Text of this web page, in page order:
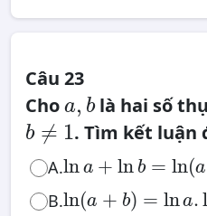
Câu 23
Cho a, b
a
,
b là hai số
b ≠ 1
b
≠
1 . Tìm kết luận
A.lna + ln b = ln(a
ln a+ lnb=ln a+b)
B.ln(a + b) = lna.
ln(a b )= a.lnb